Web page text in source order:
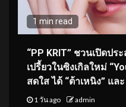
1 min read
“PP KRIT” ชวนเปิดป
เปรี้ยวในซิงเกิลใหม่
สดใส ได้ “ต้าเหนิง” แ
1 วัน ago admin